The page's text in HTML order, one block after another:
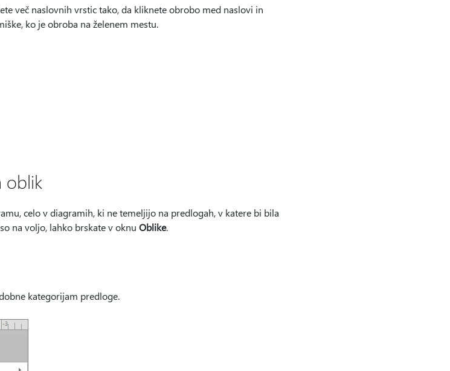
več naslovnih vrstic tako, da kliknete obrobo med naslovi in
ko je obroba na želenem mestu.
oblik
celo v diagramih, ki ne temeljijo na predlogah, v katere bi bila
na voljo, lahko brskate v oknu Oblike.
kategorijam predloge.